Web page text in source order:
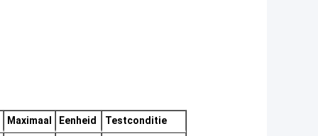
Maximaal Eenheid
Testconditie